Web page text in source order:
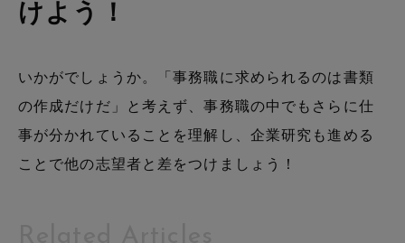
けよう！
いかがでしょうか。「事務職に求められるのは書類
の作成だけだ」と考えず、事務職の中でもさらに仕
事が分かれていることを理解し、企業研究も進める
ことで他の志望者と差をつけましょう！